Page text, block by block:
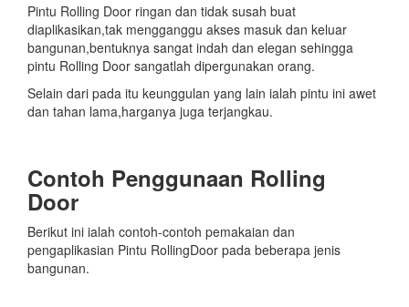
Pintu Rolling Door ringan dan tidak susah buat
diaplikasikan,tak mengganggu akses masuk dan keluar
bangunan,bentuknya sangat indah dan elegan sehingga
pintu Rolling Door sangatlah dipergunakan orang.
Selain dari pada itu keunggulan yang lain ialah pintu ini awet
dan tahan lama,harganya juga terjangkau.
Contoh Penggunaan Rolling
Door
Berikut ini ialah contoh-contoh pemakaian dan
pengaplikasian Pintu RollingDoor pada beberapa jenis
bangunan.